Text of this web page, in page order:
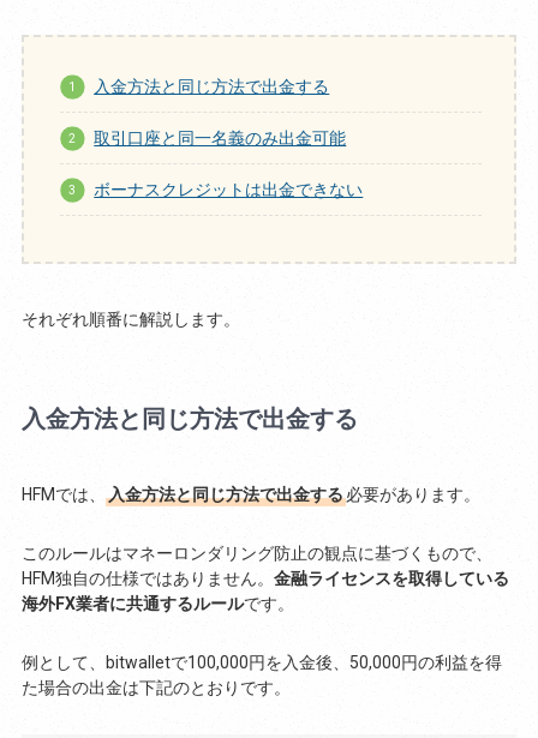
入金方法と同じ方法で出金する
取引口座と同一名義のみ出金可能
ボーナスクレジットは出金できない
それぞれ順番に解説します。
入金方法と同じ方法で出金する
HFMでは、 入金方法と同じ方法で出金する必要があります。
このルールはマネーロンダリング防止の観点に基づくもので、
HFM独自の仕様ではありません。 金融ライセンスを取得している
海外FX業者に共通するルールです。
例として、bitwalletで100,000円を入金後、50,000円の利益を得
た場合の出金は下記のとおりです。